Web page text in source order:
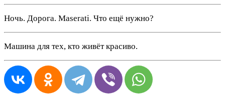
Ночь. Дорога. Maserati. Что ещё нужно?
Машина для тех, кто живёт красиво.